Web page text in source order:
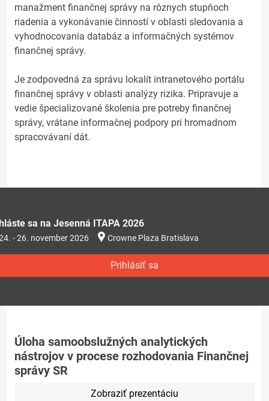
manažment finančnej správy na rôznych stupňoch
riadenia a vykonávanie činností v oblasti sledovania a
vyhodnocovania databáz a informačných systémov
finančnej správy.
Je zodpovedná za správu lokalít intranetového portálu
finančnej správy v oblasti analýzy rizika. Pripravuje a
vedie špecializované školenia pre potreby finančnej
správy, vrátane informačnej podpory pri hromadnom
spracovávaní dát.
sa na Jesenná ITAPA 2026
- 26. november 2026 Crowne Plaza Bratislava
Prihlásiť sa
Úloha samoobslužných analytických
nástrojov v procese rozhodovania Finančnej
správy SR
Zobraziť prezentáciu